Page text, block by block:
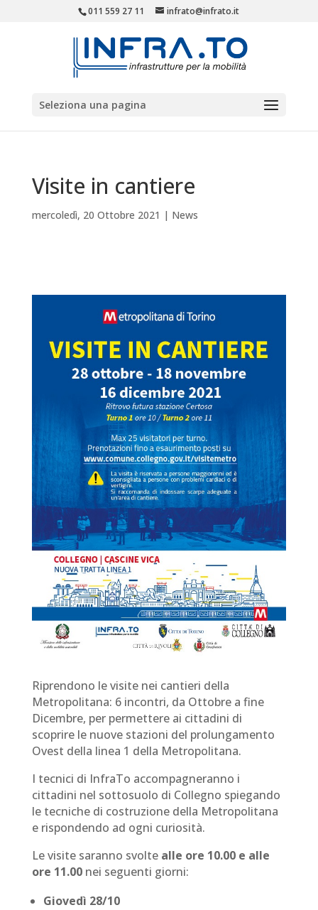
011 559 27 11 infrato@infrato.it
Seleziona una pagina
Visite in cantiere
mercoledì, 20 Ottobre 2021 | News
Riprendono le visite nei cantieri della
Metropolitana: 6 incontri, da Ottobre a fine
Dicembre, per permettere ai cittadini di
scoprire le nuove stazioni del prolungamento
Ovest della linea 1 della Metropolitana.
I tecnici di InfraTo accompagneranno i
cittadini nel sottosuolo di Collegno spiegando
le tecniche di costruzione della Metropolitana
e rispondendo ad ogni curiosità.
Le visite saranno svolte alle ore 10.00 e alle
ore 11.00nei seguenti giorni:
Giovedì 28/10